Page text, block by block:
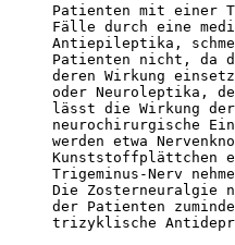
Patienten mit einer
Fälle durch eine
Antiepileptika,
Patienten nicht, da
deren Wirkung
oder Neuroleptika,
lässt die Wirkung
neurochirurgische
werden etwa
Kunststoffplättchen
Trigeminus-Nerv
Die Zosterneuralgie
der Patienten
trizyklische